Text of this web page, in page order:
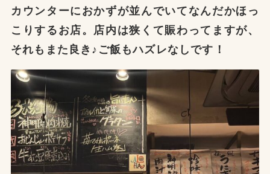
カウンターにおかずが並んでいてなんだかほっ
こりするお店。店内は狭くて賑わってますが、
それもまた良き♪ご飯もハズレなしです！